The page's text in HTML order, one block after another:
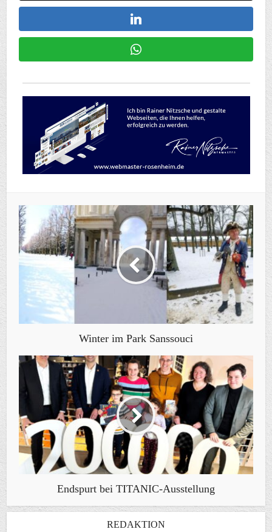
Winter im Park Sanssouci
Endspurt bei TITANIC-Ausstellung
REDAKTION